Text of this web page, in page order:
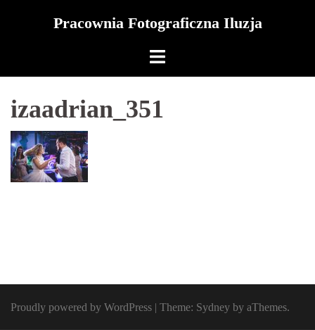
Pracownia Fotograficzna Iluzja
izaadrian_351
Proudly powered by WordPress | Theme: Sydney by aThemes.